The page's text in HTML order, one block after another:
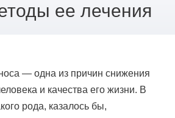
ее лечения
— одна из причин снижения
и качества его жизни. В
рода, казалось бы,